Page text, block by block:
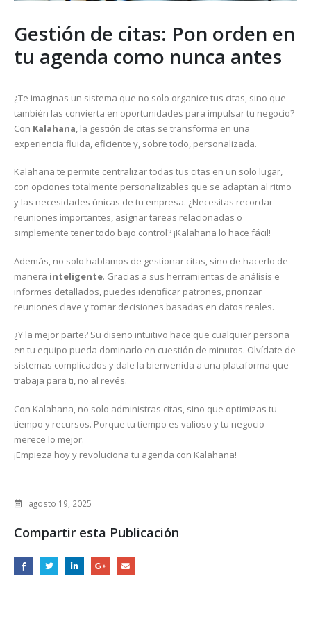
Gestión de citas: Pon orden en
tu agenda como nunca antes
¿Te imaginas un sistema que no solo organice tus citas, sino que
también las convierta en oportunidades para impulsar tu negocio?
Con Kalahana, la gestión de citas se transforma en una
experiencia fluida, eficiente y, sobre todo, personalizada.
Kalahana te permite centralizar todas tus citas en un solo lugar,
con opciones totalmente personalizables que se adaptan al ritmo
y las necesidades únicas de tu empresa. ¿Necesitas recordar
reuniones importantes, asignar tareas relacionadas o
simplemente tener todo bajo control? ¡Kalahana lo hace fácil!
Además, no solo hablamos de gestionar citas, sino de hacerlo de
manera inteligente. Gracias a sus herramientas de análisis e
informes detallados, puedes identificar patrones, priorizar
reuniones clave y tomar decisiones basadas en datos reales.
¿Y la mejor parte? Su diseño intuitivo hace que cualquier persona
en tu equipo pueda dominarlo en cuestión de minutos. Olvídate de
sistemas complicados y dale la bienvenida a una plataforma que
trabaja para ti, no al revés.
Con Kalahana, no solo administras citas, sino que optimizas tu
tiempo y recursos. Porque tu tiempo es valioso y tu negocio
merece lo mejor.
¡Empieza hoy y revoluciona tu agenda con Kalahana!
agosto 19, 2025
Compartir esta Publicación